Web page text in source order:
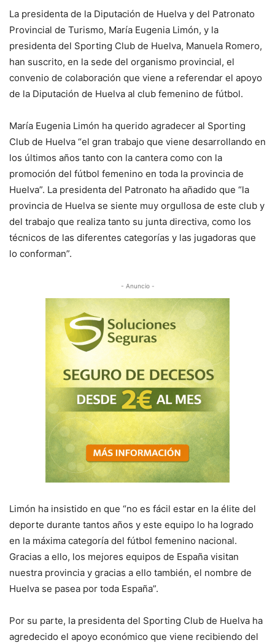
La presidenta de la Diputación de Huelva y del Patronato
Provincial de Turismo, María Eugenia Limón, y la
presidenta del Sporting Club de Huelva, Manuela Romero,
han suscrito, en la sede del organismo provincial, el
convenio de colaboración que viene a referendar el apoyo
de la Diputación de Huelva al club femenino de fútbol.
María Eugenia Limón ha querido agradecer al Sporting
Club de Huelva “el gran trabajo que viene desarrollando en
los últimos años tanto con la cantera como con la
promoción del fútbol femenino en toda la provincia de
Huelva”. La presidenta del Patronato ha añadido que “la
provincia de Huelva se siente muy orgullosa de este club y
del trabajo que realiza tanto su junta directiva, como los
técnicos de las diferentes categorías y las jugadoras que
lo conforman”.
- Anuncio -
Limón ha insistido en que “no es fácil estar en la élite del
deporte durante tantos años y este equipo lo ha logrado
en la máxima categoría del fútbol femenino nacional.
Gracias a ello, los mejores equipos de España visitan
nuestra provincia y gracias a ello también, el nombre de
Huelva se pasea por toda España”.
Por su parte, la presidenta del Sporting Club de Huelva ha
agredecido el apoyo económico que viene recibiendo del